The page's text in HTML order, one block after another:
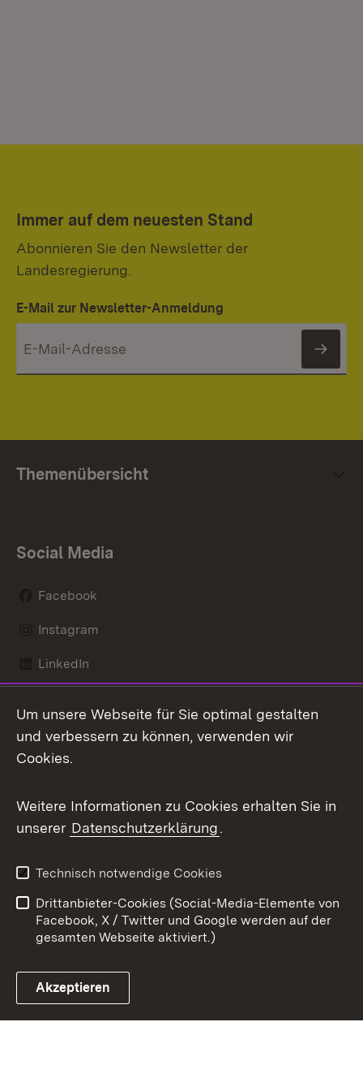
Immer auf dem neuesten Stand
Abonnieren Sie den Newsletter der
Landesregierung.
E-Mail zur Newsletter-Anmeldung
Themenübersicht
Social Media
Facebook
Instagram
LinkedIn
X / Twitter
Youtube
Link zum Landesportal
Kontakt
Datenschutz
Barrierefreiheit
Impressum
Cookies
Um unsere Webseite für Sie optimal gestalten
und verbessern zu können, verwenden wir
Cookies.
Weitere Informationen zu Cookies erhalten Sie in
unserer Datenschutzerklärung.
Technisch notwendige Cookies
Drittanbieter-Cookies (Social-Media-Elemente von
Facebook, X / Twitter und Google werden auf der
gesamten Webseite aktiviert.)
Akzeptieren